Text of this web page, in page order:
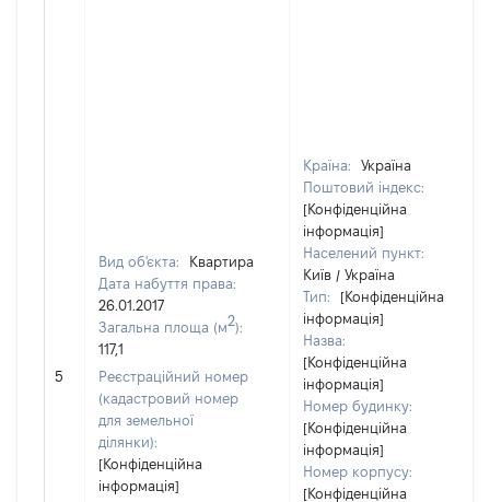
5
Вид об'єкта:
Квартира
Дата набуття права:
26.01.2017
Загальна площа (м2):
117,1
Реєстраційний номер
(кадастровий номер
для земельної
ділянки):
[Конфіденційна
інформація]
Країна:
Україна
Поштовий індекс:
[Конфіденційна
інформація]
Населений пункт:
Київ / Україна
Тип:
[Конфіденційна
інформація]
Назва:
[Конфіденційна
інформація]
Номер будинку:
[Конфіденційна
інформація]
Номер корпусу:
[Конфіденційна